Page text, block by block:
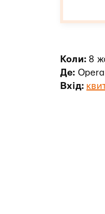
Коли: 8
Де:
Вхід: